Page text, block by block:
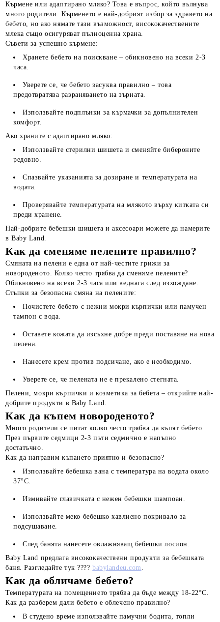
Кърмене или адаптирано мляко? Това е въпрос, който вълнува
много родители. Кърменето е най-добрият избор за здравето на
бебето, но ако нямате тази възможност, висококачествените
млека също осигуряват пълноценна храна.
Съвети за успешно кърмене:
Хранете бебето на поискване – обикновено на всеки 2-3
часа.
Уверете се, че бебето засуква правилно – това
предотвратява разраняването на зърната.
Използвайте подплънки за кърмачки за допълнителен
комфорт.
Ако храните с адаптирано мляко:
Използвайте стерилни шишета и сменяйте бибероните
редовно.
Спазвайте указанията за дозиране и температурата на
водата.
Проверявайте температурата на млякото върху китката си
преди хранене.
Най-добрите бебешки шишета и аксесоари можете да намерите
в Baby Land.
Как да сменяме пелените правилно?
Смяната на пелени е една от най-честите грижи за
новороденото. Колко често трябва да сменяме пелените?
Обикновено на всеки 2-3 часа или веднага след изхождане.
Стъпки за безопасна смяна на пелените:
Почистете бебето с нежни мокри кърпички или памучен
тампон с вода.
Оставете кожата да изсъхне добре преди поставяне на нова
пелена.
Нанесете крем против подсичане, ако е необходимо.
Уверете се, че пелената не е прекалено стегната.
Пелени, мокри кърпички и козметика за бебета – открийте най-
добрите продукти в Baby Land.
Как да къпем новороденото?
Много родители се питат колко често трябва да къпят бебето.
През първите седмици 2-3 пъти седмично е напълно
достатъчно.
Как да направим къпането приятно и безопасно?
Използвайте бебешка вана с температура на водата около
37°C.
Измивайте главичката с нежен бебешки шампоан.
Използвайте меко бебешко хавлиено покривало за
подсушаване.
След банята нанесете овлажняващ бебешки лосион.
Baby Land предлага висококачествени продукти за бебешката
баня. Разгледайте тук ????babylandeu.com.
Как да обличаме бебето?
Температурата на помещението трябва да бъде между 18-22°C.
Как да разберем дали бебето е облечено правилно?
В студено време използвайте памучни бодита, топли